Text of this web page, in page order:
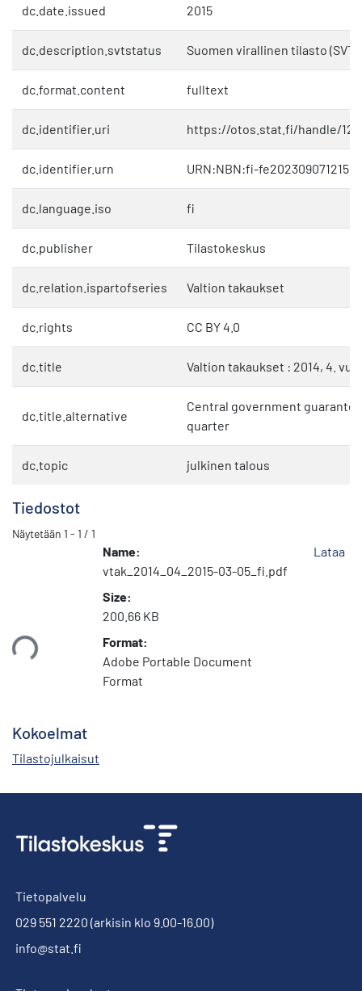
dc.date.issued 2015
dc.description.svtstatus Suomen virallinen tilasto (SVT)
dc.format.content fulltext
dc.identifier.uri https://otos.stat.fi/handle/
dc.identifier.urn URN:NBN:fi-fe20230907121508
dc.language.iso fi
dc.publisher Tilastokeskus
dc.relation.ispartofseries Valtion takaukset
dc.rights CC BY 4.0
dc.title Valtion takaukset : 2014, 4.
dc.title.alternative
Central government
quarter
dc.topic julkinen talous
Tiedostot
Näytetään 1 - 1 / 1
Name:
vtak_2014_04_2015-03-05_fi.pdf
Size:
200.66 KB
Format:
Adobe Portable Document
Format
Lataa
Kokoelmat
Tilastojulkaisut
Tietopalvelu
029 551 2220 (arkisin klo 9.00-16.00)
info@stat.fi